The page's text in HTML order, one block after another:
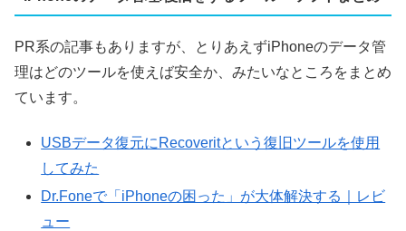
PR系の記事もありますが、とりあえずiPhoneのデータ管
理はどのツールを使えば安全か、みたいなところをまとめ
ています。
USBデータ復元にRecoveritという復旧ツールを使用
してみた
Dr.Foneで「iPhoneの困った」が大体解決する｜レビ
ュー